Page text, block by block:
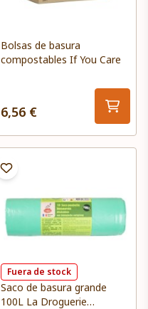
Bolsas de basura
compostables If You Care
6,56 €
Fuera de stock
Saco de basura grande
100L La Droguerie